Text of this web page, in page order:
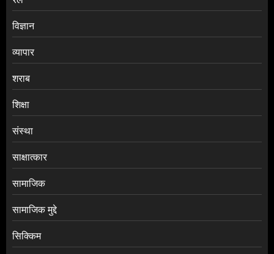
विज्ञान
व्यापार
शराब
शिक्षा
संस्था
साक्षात्कार
सामाजिक
सामाजिक मुद्दे
सिक्किम